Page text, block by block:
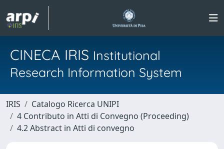
CINECA IRIS Institutional
Research Information System
IRIS
Catalogo Ricerca UNIPI
4 Contributo in Atti di Convegno (Proceeding)
4.2 Abstract in Atti di convegno